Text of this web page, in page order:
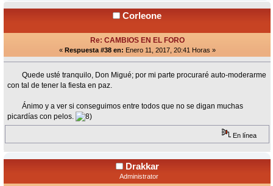
Corleone
Re: CAMBIOS EN EL FORO
« Respuesta #38 en: Enero 11, 2017, 20:41 Horas »
Quede usté tranquilo, Don Migué; por mi parte procuraré auto-moderarme
con tal de tener la fiesta en paz.
Ánimo y a ver si conseguimos entre todos que no se digan muchas
picardías con pelos.
En línea
Drakkar
Administrator